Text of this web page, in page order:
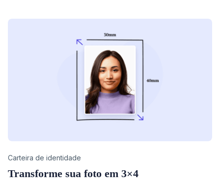
Category
Carteira de identidade
Transforme sua foto em 3×4